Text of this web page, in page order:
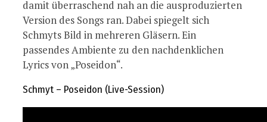
damit überraschend nah an die ausproduzierten
Version des Songs ran. Dabei spiegelt sich
Schmyts Bild in mehreren Gläsern. Ein
passendes Ambiente zu den nachdenklichen
Lyrics von „Poseidon“.
Schmyt – Poseidon (Live-Session)